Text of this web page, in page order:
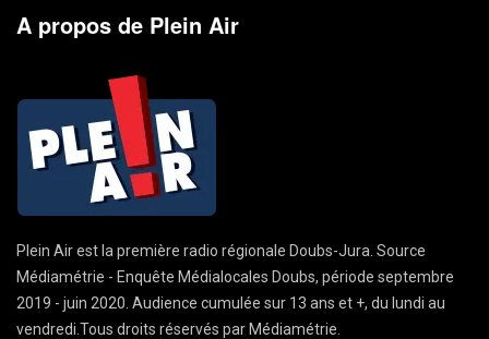
A propos de Plein Air
Plein Air est la première radio régionale Doubs-Jura. Source
Médiamétrie - Enquête Médialocales Doubs, période septembre
2019 - juin 2020. Audience cumulée sur 13 ans et +, du lundi au
vendredi.Tous droits réservés par Médiamétrie.